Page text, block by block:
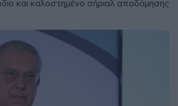
και καλοστημένο σήριαλ αποδόμησης